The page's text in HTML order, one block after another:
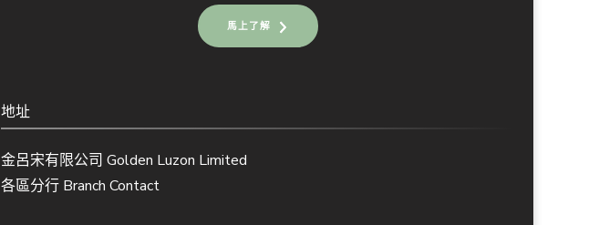
馬上了解
地址
金呂宋有限公司 Golden Luzon Limited
各區分行 Branch Contact